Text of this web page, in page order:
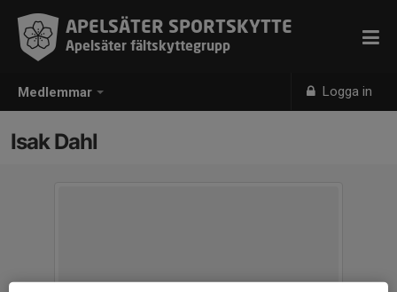
Medlemmar Logga in
APELSÄTER SPORTSKYTTE
Apelsäter fältskyttegrupp
Isak Dahl